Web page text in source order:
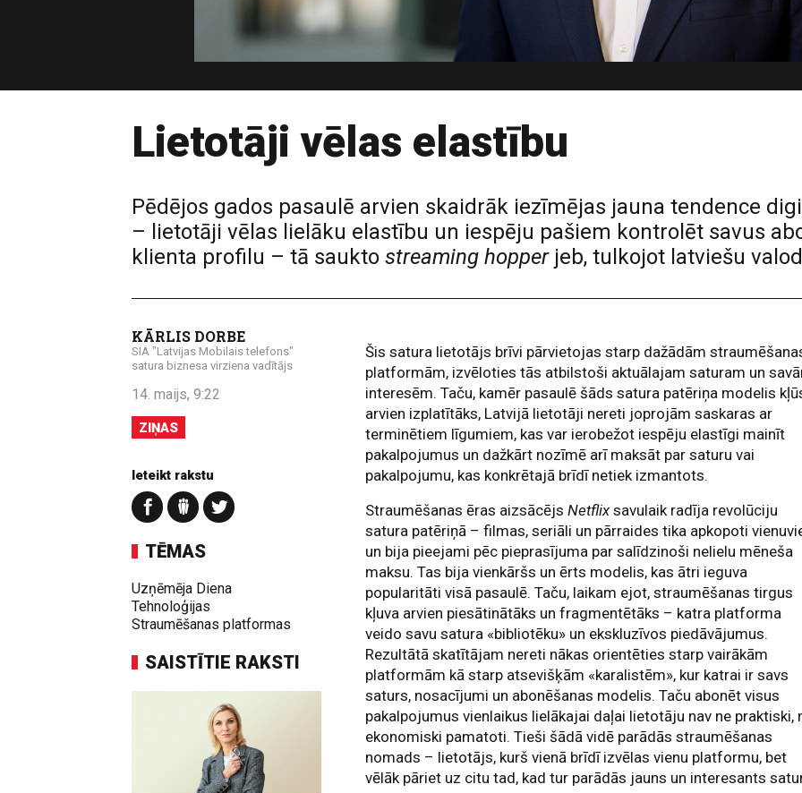
Lietotāji vēlas elastību
Pēdējos gados pasaulē arvien skaidrāk iezīmējas jauna tendence
– lietotāji vēlas lielāku elastību un iespēju pašiem kontrolēt savus
klienta profilu – tā saukto streaming hopperjeb, tulkojot latviešu
KĀRLIS DORBE
SIA "Latvijas Mobilais telefons"
satura biznesa virziena vadītājs
14. maijs, 9:22
ZIŅAS
Ieteikt rakstu
TĒMAS
Uzņēmēja Diena
Tehnoloģijas
Straumēšanas platformas
SAISTĪTIE RAKSTI
Šis satura lietotājs brīvi pārvietojas starp dažādām
platformām, izvēloties tās atbilstoši aktuālajam saturam un
interesēm. Taču, kamēr pasaulē šāds satura patēriņa modelis
arvien izplatītāks, Latvijā lietotāji nereti joprojām saskaras ar
terminētiem līgumiem, kas var ierobežot iespēju elastīgi mainīt
pakalpojumus un dažkārt nozīmē arī maksāt par saturu vai
pakalpojumu, kas konkrētajā brīdī netiek izmantots.
Straumēšanas ēras aizsācējsNetflixsavulaik radīja revolūciju
satura patēriņā – filmas, seriāli un pārraides tika apkopoti
un bija pieejami pēc pieprasījuma par salīdzinoši nelielu mēneša
maksu. Tas bija vienkāršs un ērts modelis, kas ātri ieguva
popularitāti visā pasaulē. Taču, laikam ejot, straumēšanas tirgus
kļuva arvien piesātinātāks un fragmentētāks – katra platforma
veido savu satura «bibliotēku» un ekskluzīvos piedāvājumus.
Rezultātā skatītājam nereti nākas orientēties starp vairākām
platformām kā starp atsevišķām «karalistēm», kur katrai ir savs
saturs, nosacījumi un abonēšanas modelis. Taču abonēt visus
pakalpojumus vienlaikus lielākajai daļai lietotāju nav ne praktiski,
ekonomiski pamatoti. Tieši šādā vidē parādās straumēšanas
nomads – lietotājs, kurš vienā brīdī izvēlas vienu platformu, bet
vēlāk pāriet uz citu tad, kad tur parādās jauns un interesants